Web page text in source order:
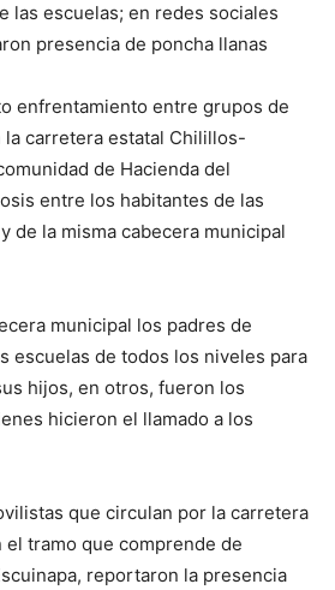
las escuelas; en redes sociales
presencia de poncha llanas
enfrentamiento entre grupos de
la carretera estatal Chilillos-
de Hacienda del
entre los habitantes de las
de la misma cabecera municipal
municipal los padres de
escuelas de todos los niveles para
hijos, en otros, fueron los
hicieron el llamado a los
que circulan por la carretera
el tramo que comprende de
reportaron la presencia